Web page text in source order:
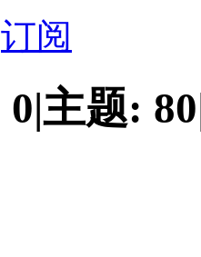
订阅
0|主题: 80